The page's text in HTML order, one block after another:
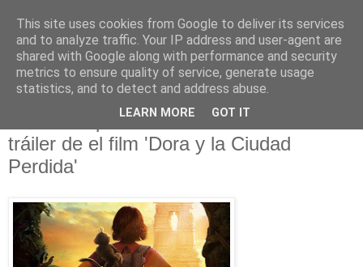
Dora la exploradora nos muestra el
tráiler de el film 'Dora y la Ciudad
Perdida'
This site uses cookies from Google to deliver its services
and to analyze traffic. Your IP address and user-agent are
shared with Google along with performance and security
metrics to ensure quality of service, generate usage
statistics, and to detect and address abuse.
LEARN MORE GOT IT